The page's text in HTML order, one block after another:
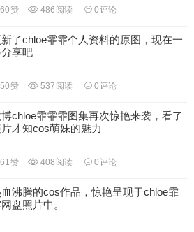
赞 486 阅读 0评论
了chloe霏霏个人资料的原图，现在一
享吧
赞 537 阅读 0评论
chloe霏霏霏图集再次惊艳来袭，看了
片才知cos萌妹的魅力
赞 408 阅读 0评论
沸腾的cos作品，惊艳呈现于chloe霏
盘照片中。